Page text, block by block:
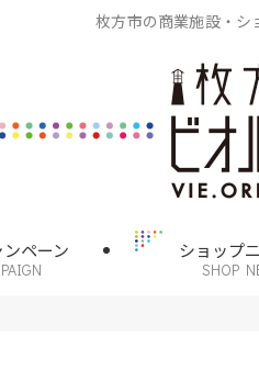
枚方市の商業施設・シ
ペーン ショップ
SHOP